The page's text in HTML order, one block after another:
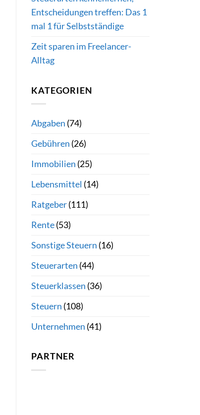
Entscheidungen treffen: Das 1
mal 1 für Selbstständige
Zeit sparen im Freelancer-
Alltag
KATEGORIEN
Abgaben (74)
Gebühren (26)
Immobilien (25)
Lebensmittel (14)
Ratgeber(111)
Rente(53)
Sonstige Steuern (16)
Steuerarten (44)
Steuerklassen (36)
Steuern (108)
Unternehmen (41)
PARTNER